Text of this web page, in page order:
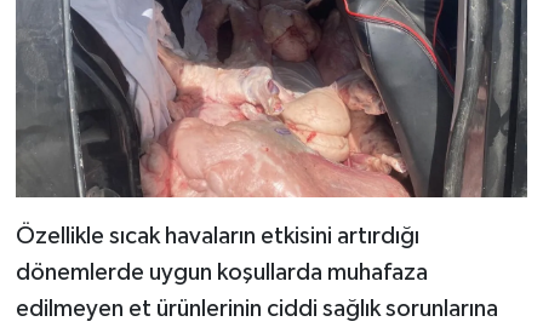
Özellikle sıcak havaların etkisini artırdığı
dönemlerde uygun koşullarda muhafaza
edilmeyen et ürünlerinin ciddi sağlık sorunlarına